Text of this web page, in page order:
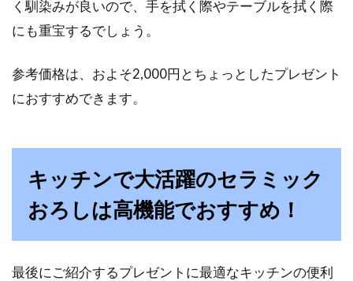
く馴染みが良いので、手を拭く際やテーブルを拭く際
にも重宝するでしょう。
参考価格は、およそ2,000円とちょっとしたプレゼント
におすすめできます。
キッチンで大活躍のセラミック
おろしは高機能でおすすめ！
最後にご紹介するプレゼントに最適なキッチンの便利